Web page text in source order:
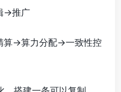
→推广
算→算力分配→一致性控